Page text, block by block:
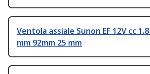
Ventola assiale Sunon EF 12V cc
mm 92mm 25 mm